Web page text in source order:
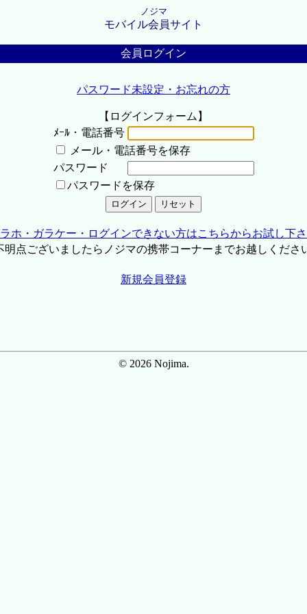
ノジマ
モバイル会員サイト
会員ログイン
パスワード未設定・お忘れの方
【ログインフォーム】
ﾒｰﾙ・電話番号
メール・電話番号を保存
パスワード
パスワードを保存
ホ・ガラケー・ログインできない方はこちらからお試し下
点ございましたらノジマの携帯コーナーまでお越しくださ
新規会員登録
© 2026 Nojima.